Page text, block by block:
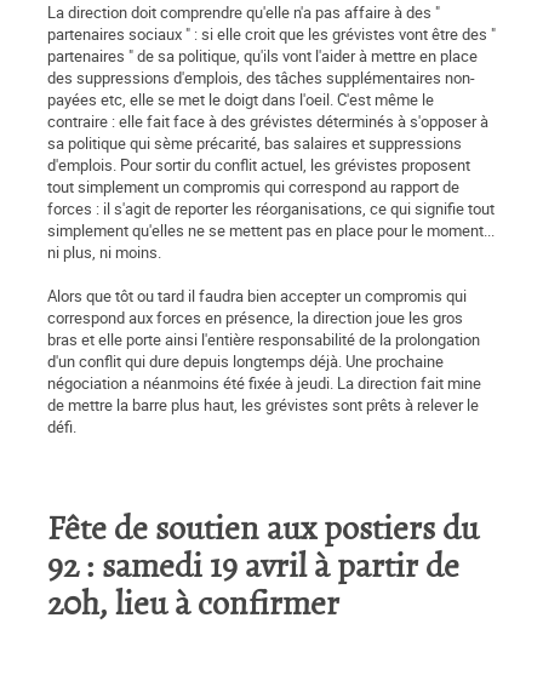
La direction doit comprendre qu'elle n'a pas affaire à des "
partenaires sociaux " : si elle croit que les grévistes vont être des "
partenaires " de sa politique, qu'ils vont l'aider à mettre en place
des suppressions d'emplois, des tâches supplémentaires non-
payées etc, elle se met le doigt dans l'oeil. C'est même le
contraire : elle fait face à des grévistes déterminés à s'opposer à
sa politique qui sème précarité, bas salaires et suppressions
d'emplois. Pour sortir du conflit actuel, les grévistes proposent
tout simplement un compromis qui correspond au rapport de
forces : il s'agit de reporter les réorganisations, ce qui signifie tout
simplement qu'elles ne se mettent pas en place pour le moment...
ni plus, ni moins.
Alors que tôt ou tard il faudra bien accepter un compromis qui
correspond aux forces en présence, la direction joue les gros
bras et elle porte ainsi l'entière responsabilité de la prolongation
d'un conflit qui dure depuis longtemps déjà. Une prochaine
négociation a néanmoins été fixée à jeudi. La direction fait mine
de mettre la barre plus haut, les grévistes sont prêts à relever le
défi.
Fête de soutien aux postiers du
92 : samedi 19 avril à partir de
20h, lieu à confirmer